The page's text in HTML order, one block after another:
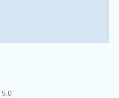
5.0